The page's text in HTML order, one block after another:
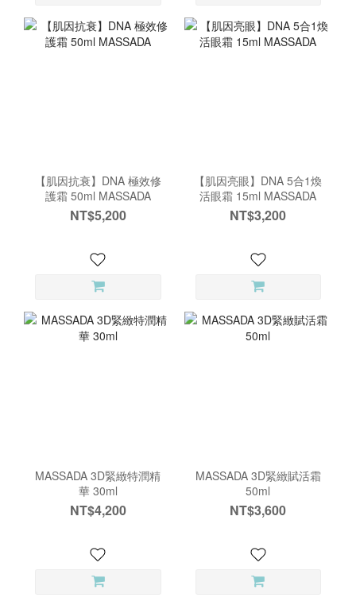
【肌因抗衰】DNA 極效修
護霜 50ml MASSADA
NT$5,200
【肌因亮眼】DNA 5合1煥
活眼霜 15ml MASSADA
NT$3,200
MASSADA 3D緊緻特潤精
華 30ml
NT$4,200
MASSADA 3D緊緻賦活霜
50ml
NT$3,600